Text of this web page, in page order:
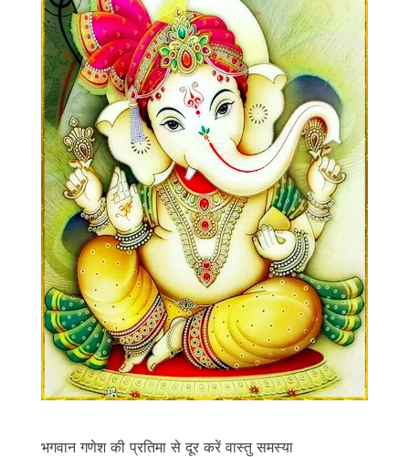
भगवान गणेश की प्रतिमा से दूर करें वास्तु समस्या